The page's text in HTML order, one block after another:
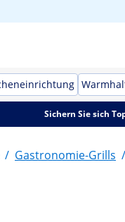
Sichern Sie sich
/ Gastronomie-Grills /